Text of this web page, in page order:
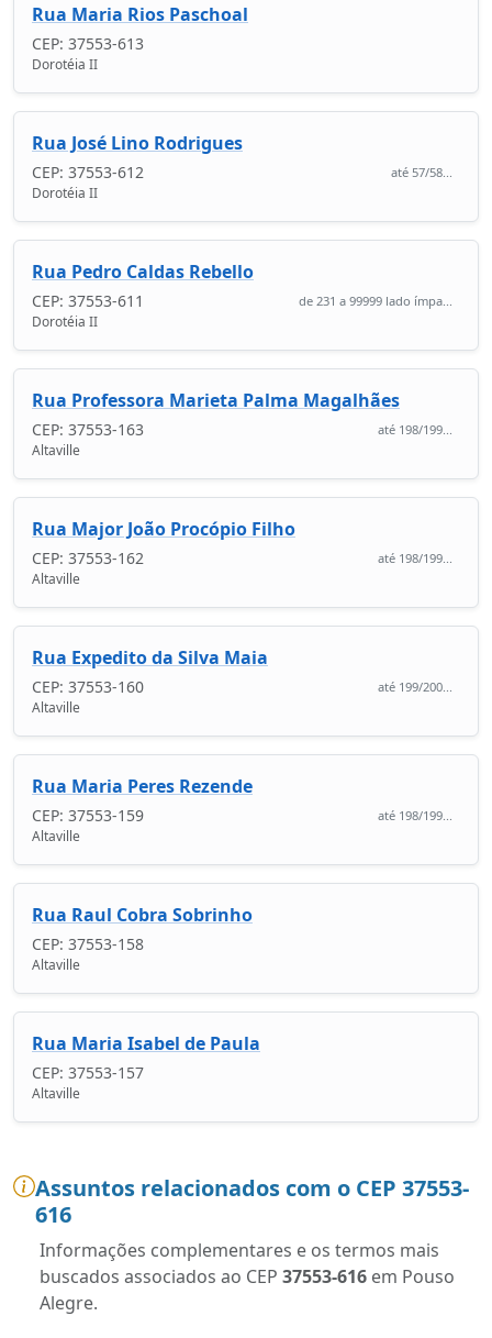
Rua Maria Rios Paschoal
CEP: 37553-613
Dorotéia II
Rua José Lino Rodrigues
CEP: 37553-612 até 57/58...
Dorotéia II
Rua Pedro Caldas Rebello
CEP: 37553-611 de 231 a 99999 lado ímpa...
Dorotéia II
Rua Professora Marieta Palma Magalhães
CEP: 37553-163 até 198/199...
Altaville
Rua Major João Procópio Filho
CEP: 37553-162 até 198/199...
Altaville
Rua Expedito da Silva Maia
CEP: 37553-160 até 199/200...
Altaville
Rua Maria Peres Rezende
CEP: 37553-159 até 198/199...
Altaville
Rua Raul Cobra Sobrinho
CEP: 37553-158
Altaville
Rua Maria Isabel de Paula
CEP: 37553-157
Altaville
Assuntos relacionados com o CEP 37553-
616
Informações complementares e os termos mais
buscados associados ao CEP 37553-616 em Pouso
Alegre.